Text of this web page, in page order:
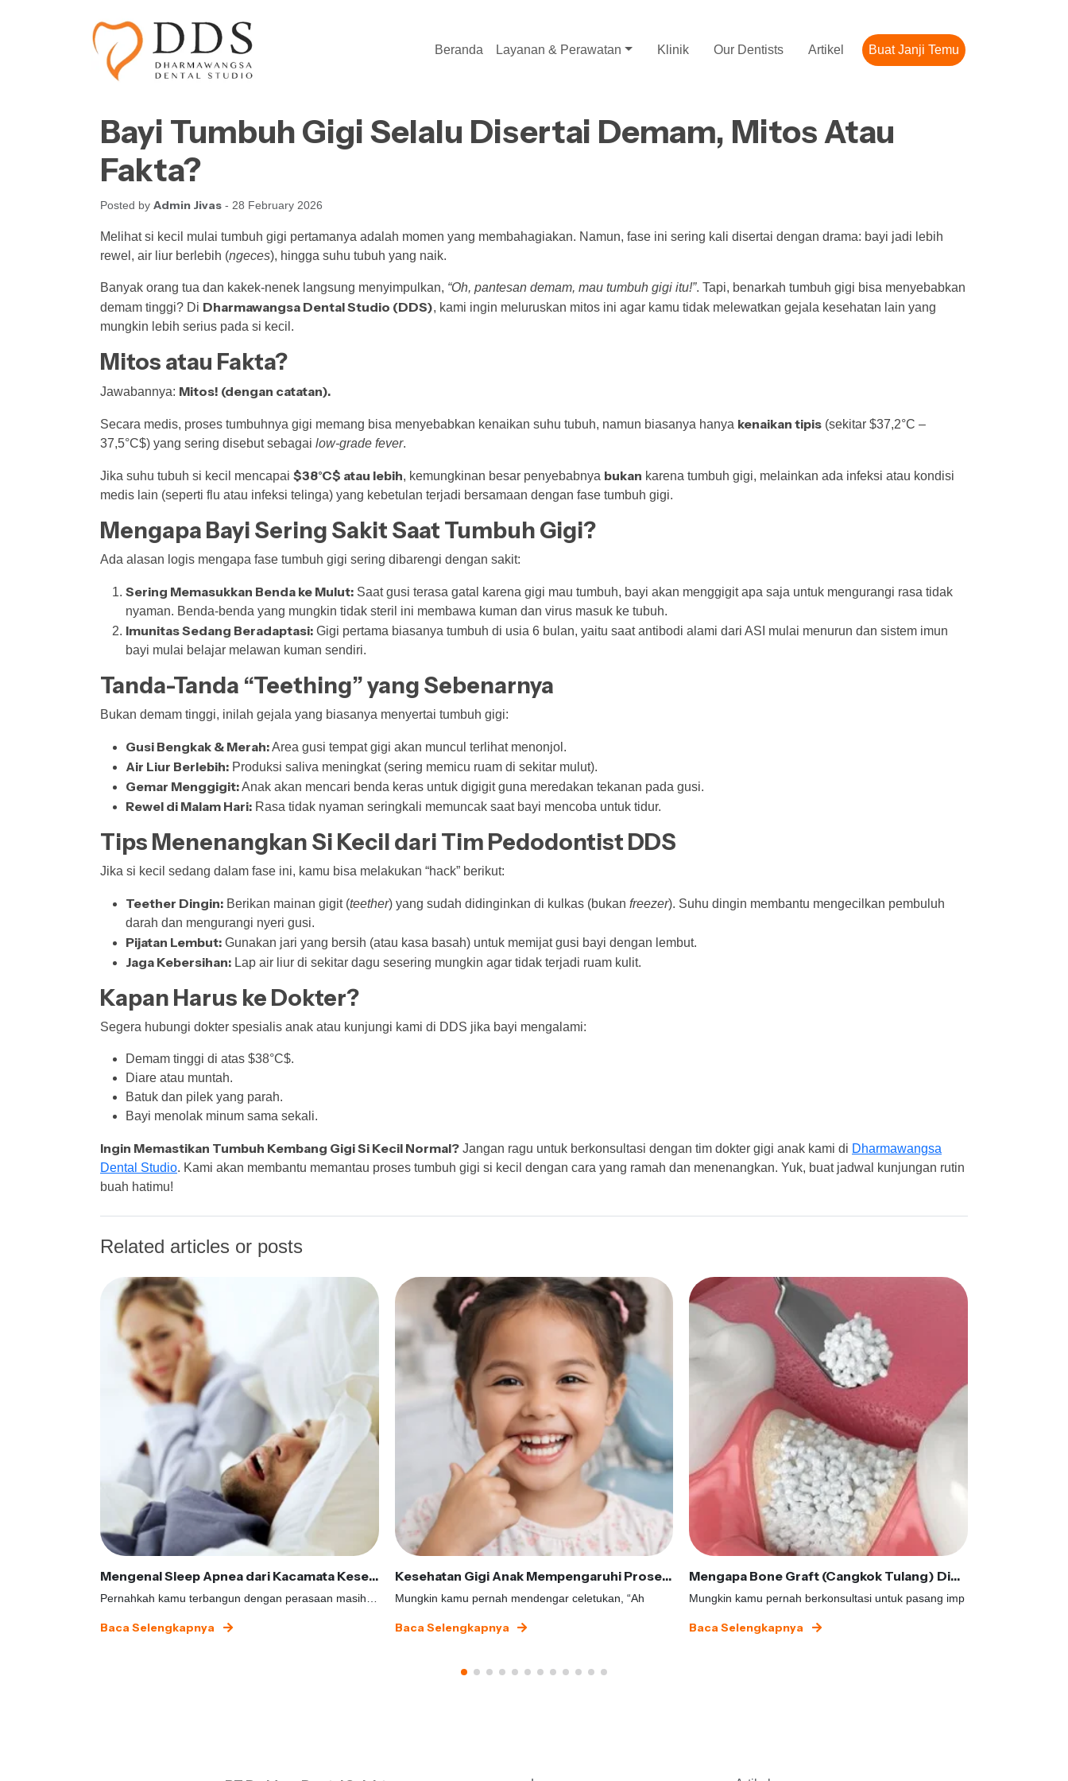
Beranda Layanan & Perawatan Klinik Our Dentists Artikel Buat Janji Temu
Bayi Tumbuh Gigi Selalu Disertai Demam, Mitos Atau
Fakta?
Posted by Admin Jivas - 28 February 2026
Melihat si kecil mulai tumbuh gigi pertamanya adalah momen yang membahagiakan. Namun, fase ini sering kali disertai dengan drama: bayi jadi lebih
rewel, air liur berlebih (ngeces), hingga suhu tubuh yang naik.
Banyak orang tua dan kakek-nenek langsung menyimpulkan, “Oh, pantesan demam, mau tumbuh gigi itu!”. Tapi, benarkah tumbuh gigi bisa menyebabkan
demam tinggi? Di Dharmawangsa Dental Studio (DDS), kami ingin meluruskan mitos ini agar kamu tidak melewatkan gejala kesehatan lain yang
mungkin lebih serius pada si kecil.
Mitos atau Fakta?
Jawabannya: Mitos! (dengan catatan).
Secara medis, proses tumbuhnya gigi memang bisa menyebabkan kenaikan suhu tubuh, namun biasanya hanya kenaikan tipis (sekitar $37,2°C –
37,5°C$) yang sering disebut sebagai low-grade fever.
Jika suhu tubuh si kecil mencapai $38°C$ atau lebih, kemungkinan besar penyebabnya bukan karena tumbuh gigi, melainkan ada infeksi atau kondisi
medis lain (seperti flu atau infeksi telinga) yang kebetulan terjadi bersamaan dengan fase tumbuh gigi.
Mengapa Bayi Sering Sakit Saat Tumbuh Gigi?
Ada alasan logis mengapa fase tumbuh gigi sering dibarengi dengan sakit:
Sering Memasukkan Benda ke Mulut: Saat gusi terasa gatal karena gigi mau tumbuh, bayi akan menggigit apa saja untuk mengurangi rasa tidak
nyaman. Benda-benda yang mungkin tidak steril ini membawa kuman dan virus masuk ke tubuh.
Imunitas Sedang Beradaptasi: Gigi pertama biasanya tumbuh di usia 6 bulan, yaitu saat antibodi alami dari ASI mulai menurun dan sistem imun
bayi mulai belajar melawan kuman sendiri.
Tanda-Tanda “Teething” yang Sebenarnya
Bukan demam tinggi, inilah gejala yang biasanya menyertai tumbuh gigi:
Gusi Bengkak & Merah:Area gusi tempat gigi akan muncul terlihat menonjol.
Air Liur Berlebih: Produksi saliva meningkat (sering memicu ruam di sekitar mulut).
Gemar Menggigit:Anak akan mencari benda keras untuk digigit guna meredakan tekanan pada gusi.
Rewel di Malam Hari: Rasa tidak nyaman seringkali memuncak saat bayi mencoba untuk tidur.
Tips Menenangkan Si Kecil dari Tim Pedodontist DDS
Jika si kecil sedang dalam fase ini, kamu bisa melakukan “hack” berikut:
Teether Dingin: Berikan mainan gigit (teether) yang sudah didinginkan di kulkas (bukan freezer). Suhu dingin membantu mengecilkan pembuluh
darah dan mengurangi nyeri gusi.
Pijatan Lembut: Gunakan jari yang bersih (atau kasa basah) untuk memijat gusi bayi dengan lembut.
Jaga Kebersihan: Lap air liur di sekitar dagu sesering mungkin agar tidak terjadi ruam kulit.
Kapan Harus ke Dokter?
Segera hubungi dokter spesialis anak atau kunjungi kami di DDS jika bayi mengalami:
Demam tinggi di atas $38°C$.
Diare atau muntah.
Batuk dan pilek yang parah.
Bayi menolak minum sama sekali.
Ingin Memastikan Tumbuh Kembang Gigi Si Kecil Normal? Jangan ragu untuk berkonsultasi dengan tim dokter gigi anak kami di Dharmawangsa
Dental Studio. Kami akan membantu memantau proses tumbuh gigi si kecil dengan cara yang ramah dan menenangkan. Yuk, buat jadwal kunjungan rutin
buah hatimu!
Related articles or posts
Mengenal Sleep Apnea dari Kacamata Kesehatan Gigi
Baca Selengkapnya
Kesehatan Gigi Anak Mempengaruhi Proses Tumbuh Kembangnya, Apakah Benar?
Mungkin kamu pernah mendengar celetukan, “Ah
Baca Selengkapnya
Mengapa Bone Graft (Cangkok Tulang) Diperlukan dalam Implan Gigi?
Mungkin kamu pernah berkonsultasi untuk pasang imp
Baca Selengkapnya